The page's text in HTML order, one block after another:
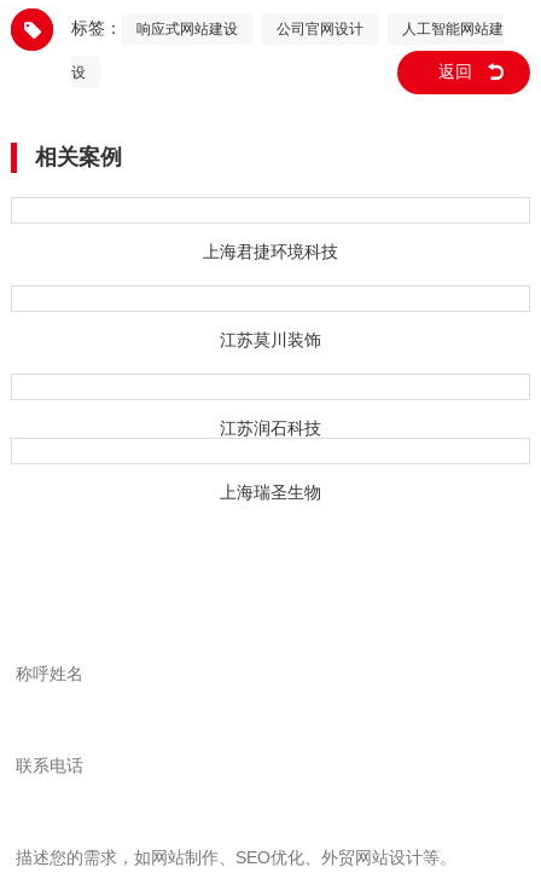
标签： 响应式网站建设 公司官网设计 人工智能网站建
设 返回
相关案例
上海君捷环境科技
江苏莫川装饰
江苏润石科技
上海瑞圣生物